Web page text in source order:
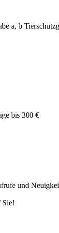
a, b
bis 300 €
und
Sie!